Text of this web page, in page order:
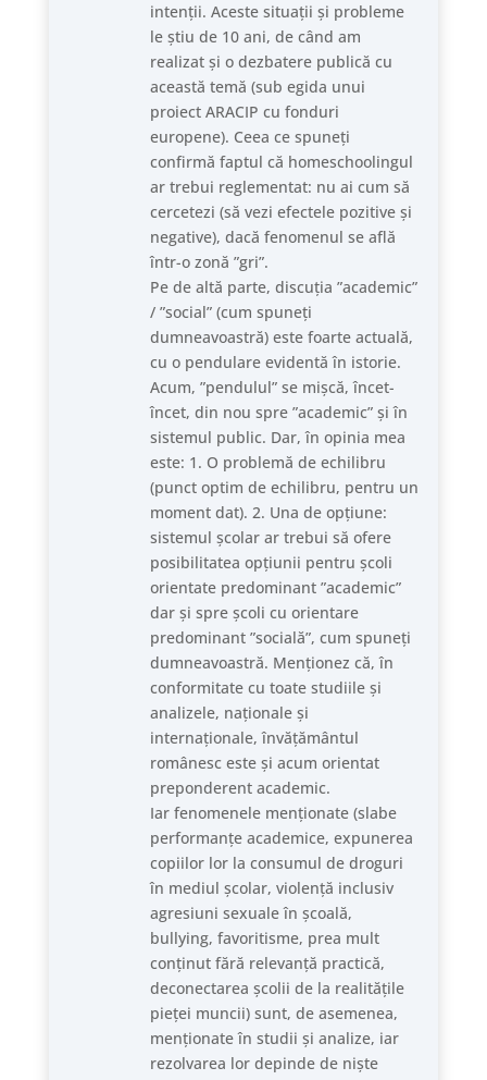
intenții. Aceste situații și probleme
le știu de 10 ani, de când am
realizat și o dezbatere publică cu
această temă (sub egida unui
proiect ARACIP cu fonduri
europene). Ceea ce spuneți
confirmă faptul că homeschoolingul
ar trebui reglementat: nu ai cum să
cercetezi (să vezi efectele pozitive și
negative), dacă fenomenul se află
într-o zonă ”gri”.
Pe de altă parte, discuția ”academic”
/ ”social” (cum spuneți
dumneavoastră) este foarte actuală,
cu o pendulare evidentă în istorie.
Acum, ”pendulul” se mișcă, încet-
încet, din nou spre ”academic” și în
sistemul public. Dar, în opinia mea
este: 1. O problemă de echilibru
(punct optim de echilibru, pentru un
moment dat). 2. Una de opțiune:
sistemul școlar ar trebui să ofere
posibilitatea opțiunii pentru școli
orientate predominant ”academic”
dar și spre școli cu orientare
predominant ”socială”, cum spuneți
dumneavoastră. Menționez că, în
conformitate cu toate studiile și
analizele, naționale și
internaționale, învățământul
românesc este și acum orientat
preponderent academic.
Iar fenomenele menționate (slabe
performanțe academice, expunerea
copiilor lor la consumul de droguri
în mediul școlar, violență inclusiv
agresiuni sexuale în școală,
bullying, favoritisme, prea mult
conținut fără relevanță practică,
deconectarea școlii de la realitățile
pieței muncii) sunt, de asemenea,
menționate în studii și analize, iar
rezolvarea lor depinde de niște